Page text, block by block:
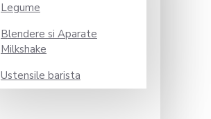
Legume
Blendere si Aparate
Milkshake
Ustensile barista